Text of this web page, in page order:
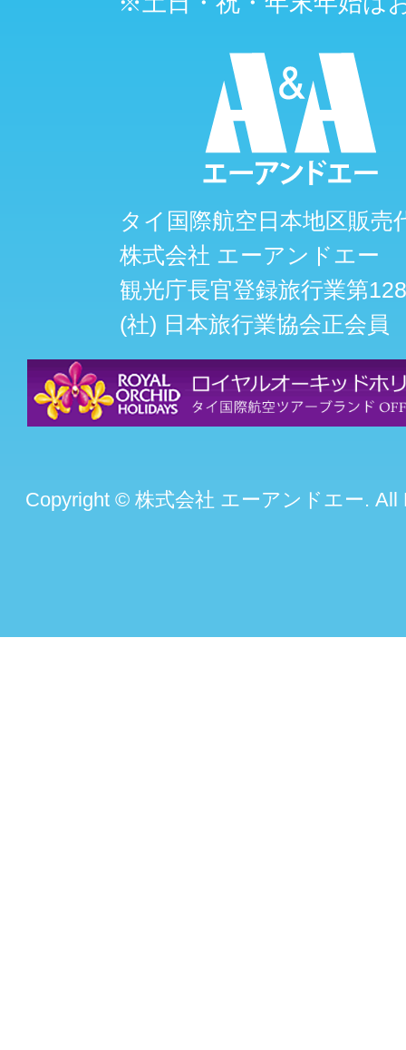
タイ国際航空日本地区販売
株式会社 エーアンドエー
観光庁長官登録旅行業第
(社) 日本旅行業協会正会員
Copyright © 株式会社 エーアンドエー. All